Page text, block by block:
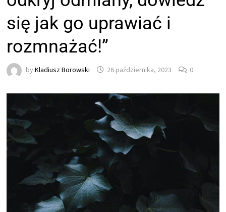
się jak go uprawiać i
rozmnażać!”
byKladiusz Borowski 26 października, 2023 0